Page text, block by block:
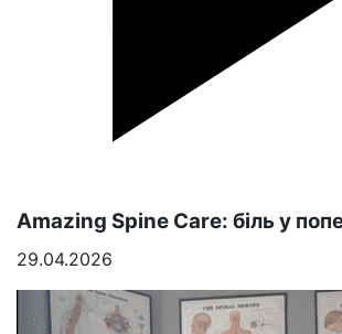
Amazing Spine Care: біль у
29.04.2026